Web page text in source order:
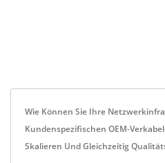
Wie Können Sie Ihre
Kundenspezifischen OEM-
Skalieren Und Gleichzeitig